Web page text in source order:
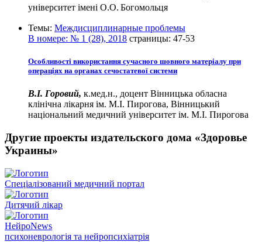
університет імені О.О. Богомольця
Темы: Междисциплинарные проблемы
В номере: № 1 (28), 2018 страницы: 47-53
Особливості використання сучасного шовного матеріалу при
операціях на органах сечостатевої системи
В.І. Горовий, к.мед.н., доцент Вінницька обласна
клінічна лікарня ім. М.І. Пирогова, Вінницький
національний медичний університет ім. М.І. Пирогова
Другие проекты издательского дома «Здоровье
Украины»
Спеціалізований медичний портал
Дитячий лікар
НейроNews
психоневрологія та нейропсихіатрія